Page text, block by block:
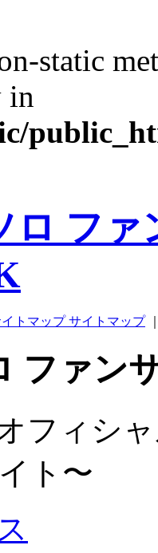
static
in
サイトマップ
ファン
フィシ
ト〜